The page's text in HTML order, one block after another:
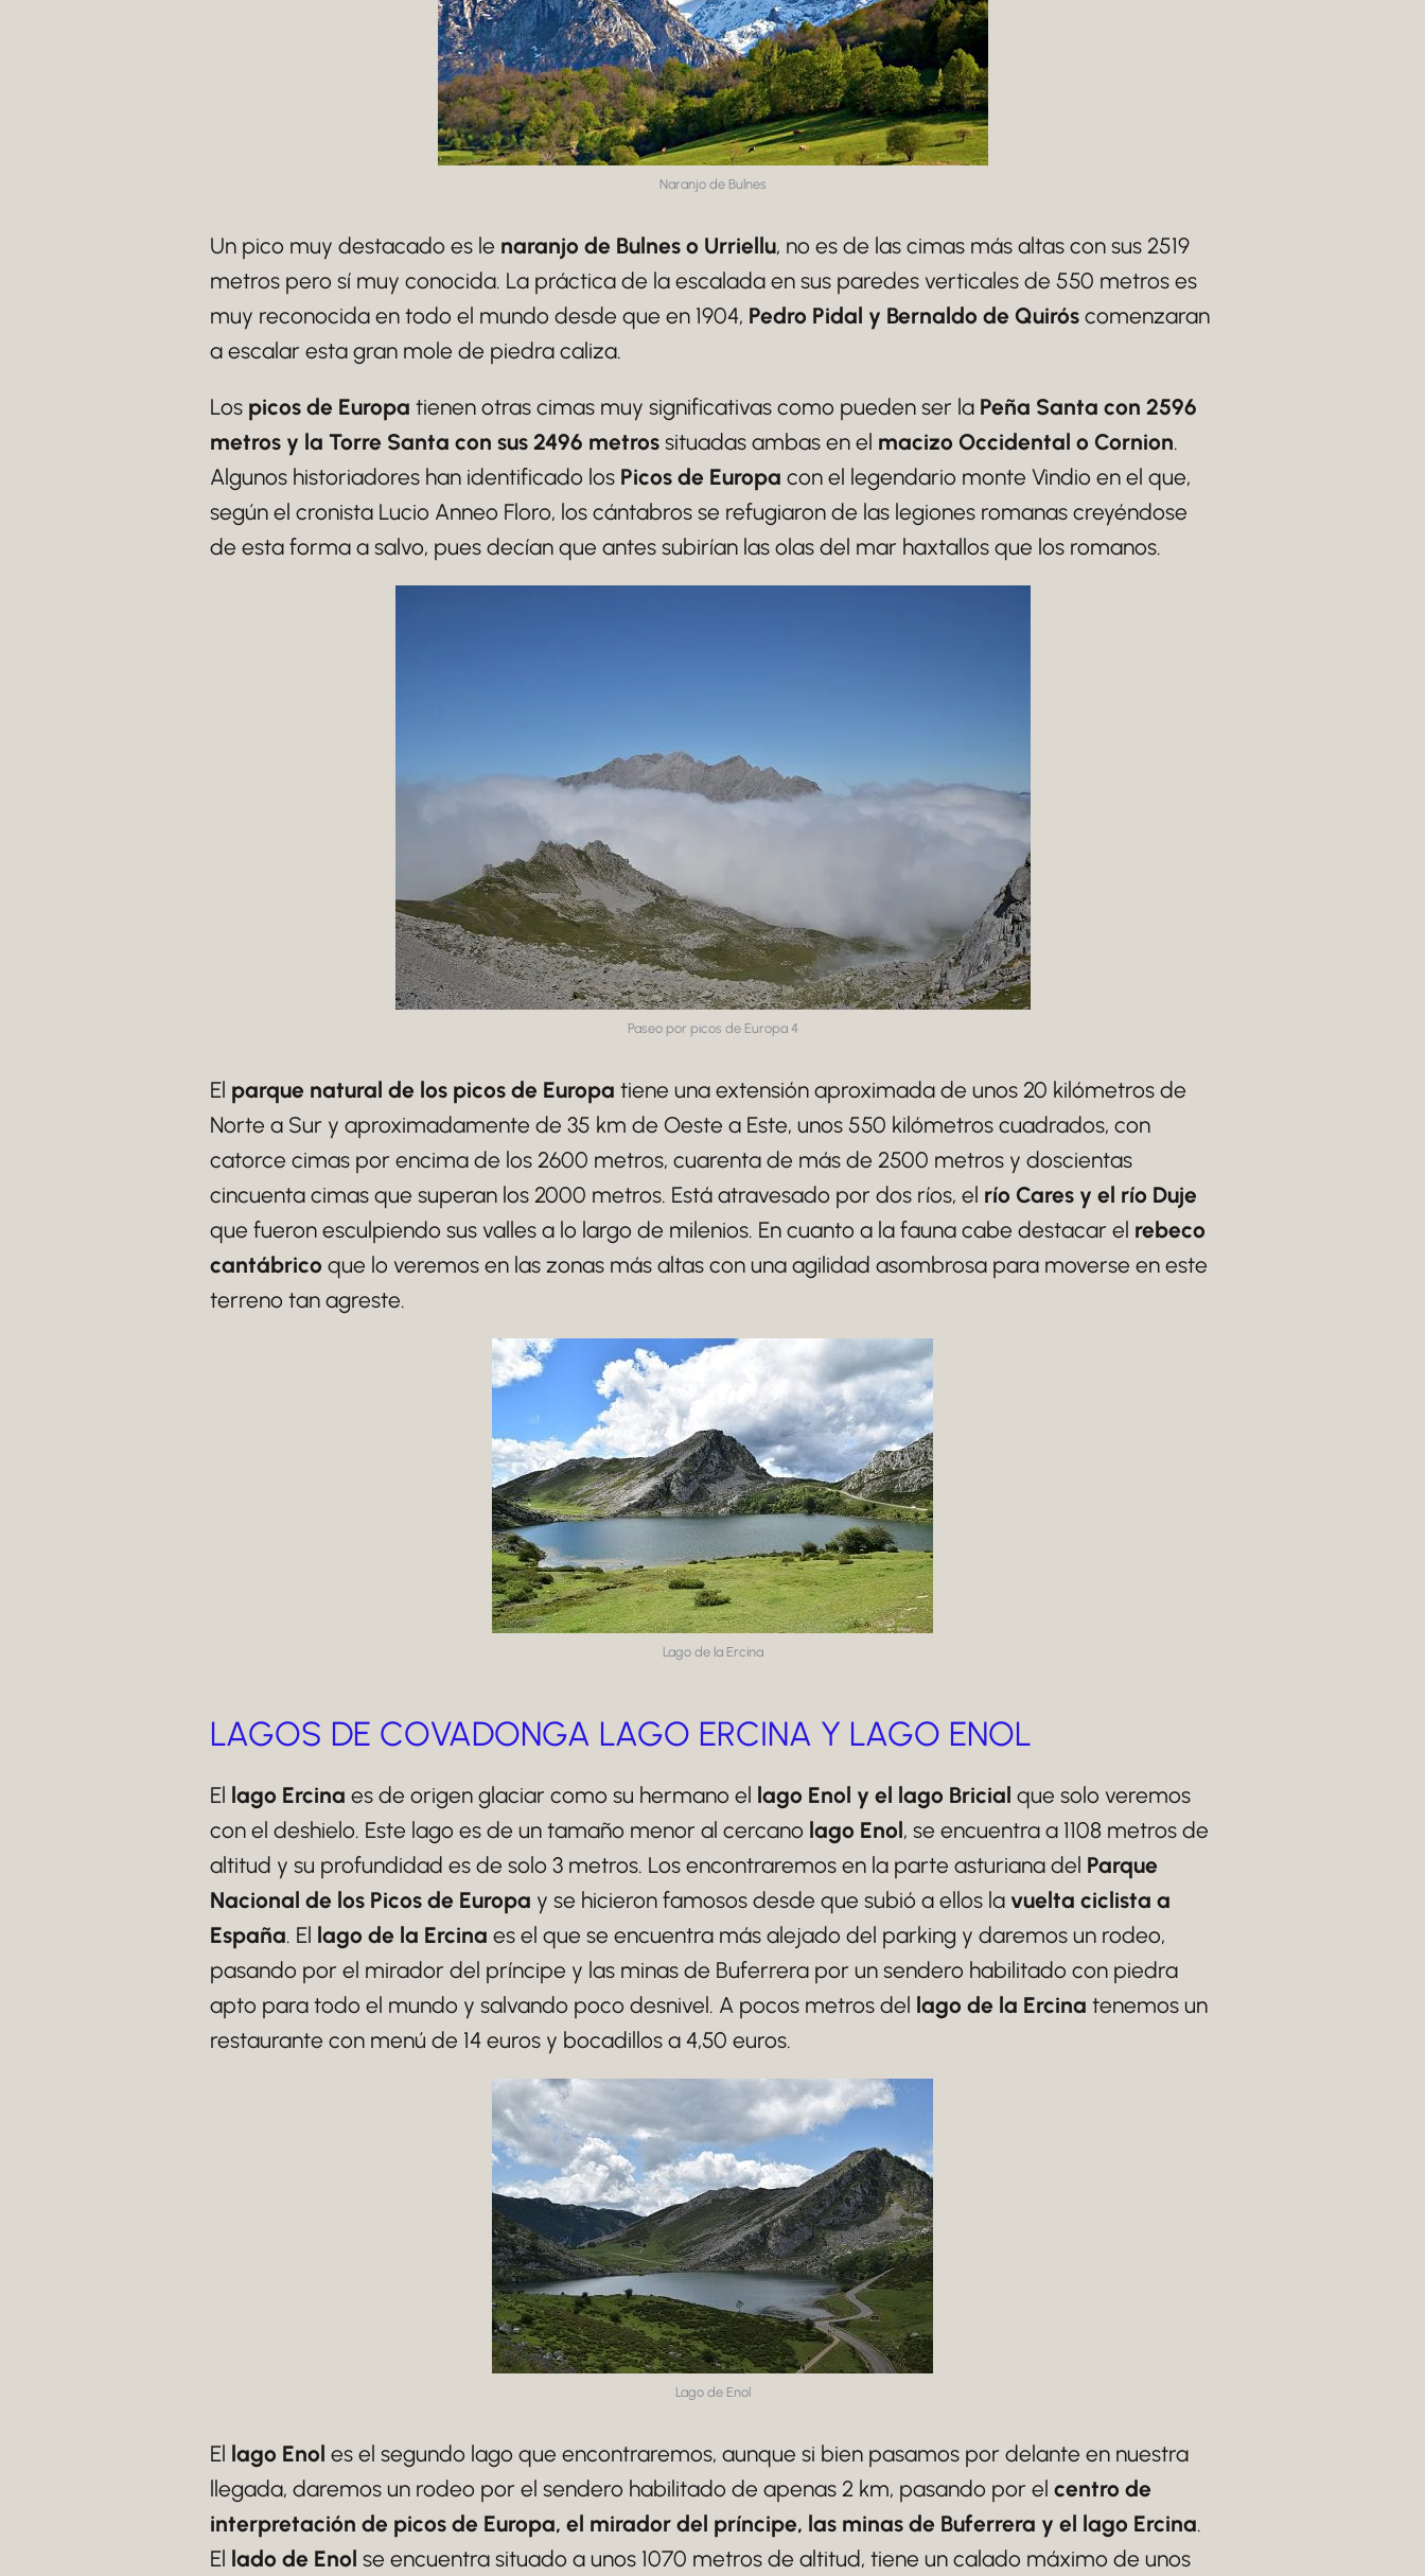
Naranjo de Bulnes
Un pico muy destacado es le naranjo de Bulnes o Urriellu, no es de las cimas más altas con sus 2519
metros pero sí muy conocida. La práctica de la escalada en sus paredes verticales de 550 metros es
muy reconocida en todo el mundo desde que en 1904, Pedro Pidal y Bernaldo de Quirós comenzaran
a escalar esta gran mole de piedra caliza.
Los picos de Europa tienen otras cimas muy significativas como pueden ser la Peña Santa con 2596
metros y la Torre Santa con sus 2496 metros situadas ambas en el macizo Occidental o Cornion.
Algunos historiadores han identificado los Picos de Europa con el legendario monte Vindio en el que,
según el cronista Lucio Anneo Floro, los cántabros se refugiaron de las legiones romanas creyéndose
de esta forma a salvo, pues decían que antes subirían las olas del mar haxtallos que los romanos.
Paseo por picos de Europa 4
El parque natural de los picos de Europa tiene una extensión aproximada de unos 20 kilómetros de
Norte a Sur y aproximadamente de 35 km de Oeste a Este, unos 550 kilómetros cuadrados, con
catorce cimas por encima de los 2600 metros, cuarenta de más de 2500 metros y doscientas
cincuenta cimas que superan los 2000 metros. Está atravesado por dos ríos, el río Cares y el río Duje
que fueron esculpiendo sus valles a lo largo de milenios. En cuanto a la fauna cabe destacar el rebeco
cantábrico que lo veremos en las zonas más altas con una agilidad asombrosa para moverse en este
terreno tan agreste.
Lago de la Ercina
LAGOS DE COVADONGA LAGO ERCINA Y LAGO ENOL
El lago Ercina es de origen glaciar como su hermano el lago Enol y el lago Bricial que solo veremos
con el deshielo. Este lago es de un tamaño menor al cercano lago Enol, se encuentra a 1108 metros de
altitud y su profundidad es de solo 3 metros. Los encontraremos en la parte asturiana del Parque
Nacional de los Picos de Europa y se hicieron famosos desde que subió a ellos la vuelta ciclista a
España. El lago de la Ercina es el que se encuentra más alejado del parking y daremos un rodeo,
pasando por el mirador del príncipe y las minas de Buferrera por un sendero habilitado con piedra
apto para todo el mundo y salvando poco desnivel. A pocos metros del lago de la Ercina tenemos un
restaurante con menú de 14 euros y bocadillos a 4,50 euros.
Lago de Enol
El lago Enol es el segundo lago que encontraremos, aunque si bien pasamos por delante en nuestra
llegada, daremos un rodeo por el sendero habilitado de apenas 2 km, pasando por el centro de
interpretación de picos de Europa, el mirador del príncipe, las minas de Buferrera y el lago Ercina.
El lado de Enol se encuentra situado a unos 1070 metros de altitud, tiene un calado máximo de unos